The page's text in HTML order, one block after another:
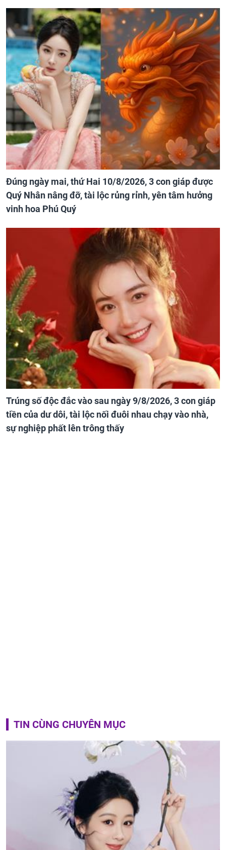
Đúng ngày mai, thứ Hai 10/8/2026, 3 con giáp được
Quý Nhân nâng đỡ, tài lộc rủng rỉnh, yên tâm hưởng
vinh hoa Phú Quý
Trúng số độc đắc vào sau ngày 9/8/2026, 3 con giáp
tiền của dư dôi, tài lộc nối đuôi nhau chạy vào nhà,
sự nghiệp phất lên trông thấy
TIN CÙNG CHUYÊN MỤC